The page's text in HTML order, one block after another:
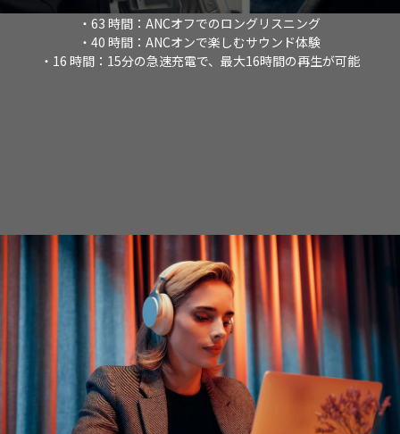
・63 時間：ANCオフでのロングリスニング
・40 時間：ANCオンで楽しむサウンド体験
・16 時間：15分の急速充電で、最大16時間の再生が可能